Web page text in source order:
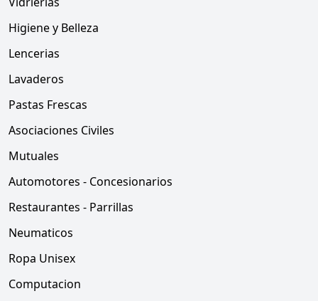
Higiene y Belleza
Lencerias
Lavaderos
Pastas Frescas
Asociaciones Civiles
Mutuales
Automotores - Concesionarios
Restaurantes - Parrillas
Neumaticos
Ropa Unisex
Computacion